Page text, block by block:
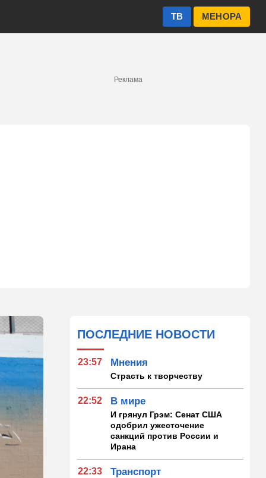
МЕНОРА
ТВ
Реклама
ПОСЛЕДНИЕ НОВОСТИ
23:57 Мнения
Страсть к творчеству
22:52 В мире
И грянул Грэм: Сенат США
одобрил ужесточение
санкций против России и
Ирана
22:33 Транспорт